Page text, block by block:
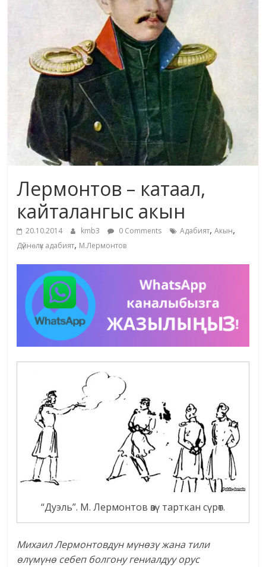
Лермонтов – катаал,
кайталангыс акын
20.10.2014 kmb3 0 Comments Адабият,Акын,
Дүйнөлүк адабият, М.Лермонтов
“Дуэль”. М. Лермонтов өзү тарткан сүрөт.
Михаил Лермонтовдун мүнөзү жана тили
өлүмүнө себеп болгону гениалдуу орус